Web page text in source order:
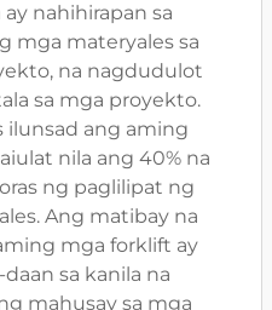
ay nahihirapan sa
mga materyales sa
na nagdudulot
sa mga proyekto.
ilunsad ang aming
nila ang 40% na
ng paglilipat ng
Ang matibay na
mga forklift ay
sa kanila na
mahusay sa mga